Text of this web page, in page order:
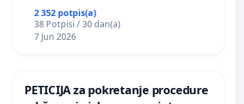
2 352 potpis(a)
38 Potpisi / 30 dan(a)
7 Jun 2026
PETICIJA za pokretanje procedure